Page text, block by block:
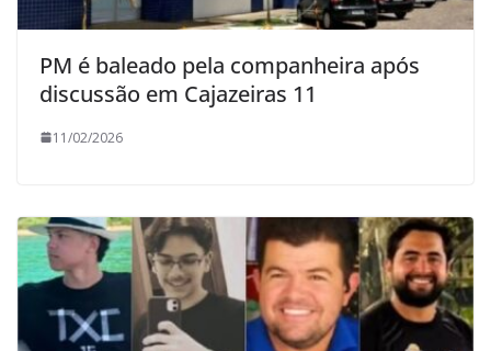
PM é baleado pela companheira após
discussão em Cajazeiras 11
11/02/2026